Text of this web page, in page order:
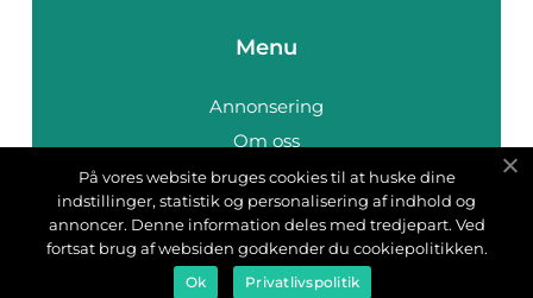
Menu
Annonsering
Om oss
Cookies
Kontakta oss
Sitemap
På vores website bruges cookies til at huske dine
indstillinger, statistik og personalisering af indhold og
annoncer. Denne information deles med tredjepart. Ved
fortsat brug af websiden godkender du cookiepolitikken.
Ok Privatlivspolitik